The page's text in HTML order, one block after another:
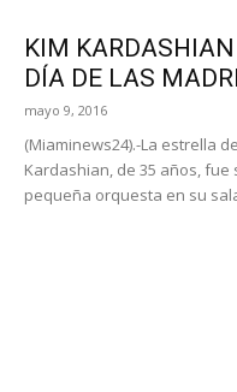
KIM
DÍA DE LAS
mayo 9, 2016
(Miaminews24).-La estrella
Kardashian, de 35 años,
pequeña orquesta en su